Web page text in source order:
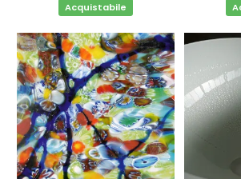
Acquistabile